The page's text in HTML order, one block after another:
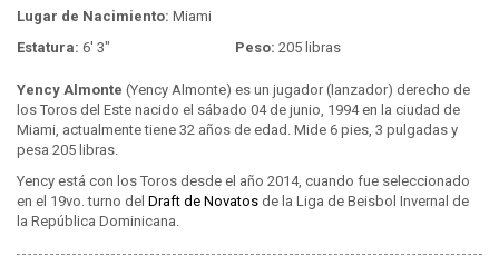
Lugar de Nacimiento: Miami
Estatura: 6' 3" Peso: 205 libras
Yency Almonte (Yency Almonte) es un jugador (lanzador) derecho de
los Toros del Este nacido el sábado 04 de junio, 1994 en la ciudad de
Miami, actualmente tiene 32 años de edad. Mide 6 pies, 3 pulgadas y
pesa 205 libras.
Yency está con los Toros desde el año 2014, cuando fue seleccionado
en el 19vo. turno del Draft de Novatos de la Liga de Beisbol Invernal de
la República Dominicana.